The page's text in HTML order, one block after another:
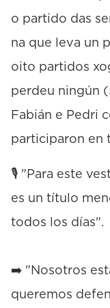
n
s
o partido das
na que leva un
oito partidos
perdeu ningún
Fabián e Pedri
participaron en
🎙️ "Para este
es un título
todos los días".
➡️ "Nosotros
queremos